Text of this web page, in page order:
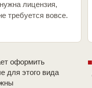
лицензия,
требуется вовсе.
оформить
для этого вида